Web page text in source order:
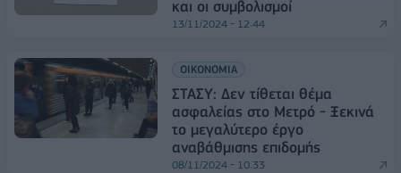
και οι συμβολισμοί
13/11/2024 - 12:44
ΟΙΚΟΝΟΜΙΑ
ΣΤΑΣΥ: Δεν τίθεται θέμα
ασφαλείας στο Μετρό - Ξεκινά
το μεγαλύτερο έργο
αναβάθμισης επιδομής
08/11/2024 - 10:33